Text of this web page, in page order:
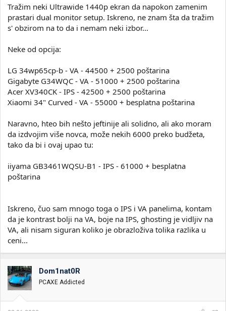
Tražim neki Ultrawide 1440p ekran da napokon zamenim
prastari dual monitor setup. Iskreno, ne znam šta da tražim
s' obzirom na to da i nemam neki izbor...
Neke od opcija:
LG 34wp65cp-b - VA - 44500 + 2500 poštarina
Gigabyte G34WQC - VA - 51000 + 2500 poštarina
Acer XV340CK - IPS - 42500 + 2500 poštarina
Xiaomi 34" Curved - VA - 55000 + besplatna poštarina
Naravno, hteo bih nešto jeftinije ali solidno, ali ako moram
da izdvojim više novca, može nekih 6000 preko budžeta,
tako da bi i ovaj upao tu:
iiyama GB3461WQSU-B1 - IPS - 61000 + besplatna
poštarina
Iskreno, čuo sam mnogo toga o IPS i VA panelima, kontam
da je kontrast bolji na VA, boje na IPS, ghosting je vidljiv na
VA, ali nisam siguran koliko je obrazloživa tolika razlika u
ceni...
Dom1nat0R
PCAXE Addicted